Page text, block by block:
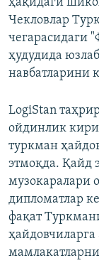
ҳақидаги
Чекловлар
чегарасидаги
ҳудудида
навбатларини
LogiStan
ойдинлик
туркман
этмоқда. Қайд
музокаралари
дипломатлар
фақат